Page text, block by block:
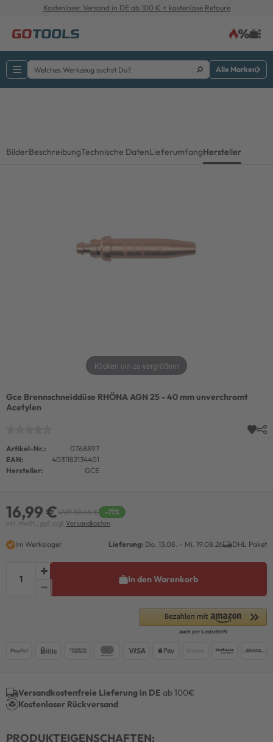
Kostenloser Versand in DE ab 100 € + kostenlose Retoure
Alle Marken
BilderBeschreibungTechnische DatenLieferumfangHersteller
Klicken um zu vergrößern
Gce Brennschneiddüse RHÖNA AGN 25 - 40 mm unverchromt
Acetylen
Artikel-Nr.:
0768897
EAN:
4031182134401
Hersteller:
GCE
16,99 €UVP 59,44 € -71%
inkl. MwSt., ggf. zzgl. Versandkosten
Im Werkslager Lieferung: Do. 13.08. - Mi. 19.08.26 DHL Paket
In den Warenkorb
Versandkostenfreie Lieferung in DE ab 100€
Kostenloser Rückversand
PRODUKTEIGENSCHAFTEN: